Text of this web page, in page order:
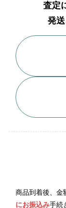
査定
発
商品到着後、金
にお振込み手続